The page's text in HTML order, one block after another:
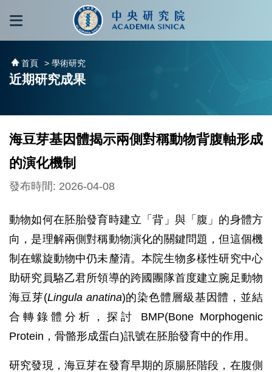
跳到主要內容區塊
首頁 > 學術研究
近期研究成果
海豆芽基因體揭示兩側對稱動物背腹軸形成
的演化機制
發布時間: 2026-04-08
動物如何在胚胎發育時建立「背」與「腹」的身體方
向，是理解兩側對稱動物演化的關鍵問題，但這個機
制在螺旋動物中仍未釐清。本院生物多樣性研究中心
助研究員駱乙君所領導的跨國團隊首度建立腕足動物
海豆芽(Lingula anatina)的染色體層級基因體，並結
合轉錄體分析，探討 BMP(Bone Morphogenic
Protein，骨骼形成蛋白)訊號在胚胎發育中的作用。
研究發現，海豆芽在發育早期的原腸胚階段，在腹側